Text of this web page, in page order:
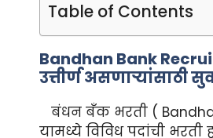
Table of Contents
Bandhan Bank
उत्तीर्ण असणाऱ्यांसाठी
बंधन बँक भरती (
यामध्ये विविध पदांची